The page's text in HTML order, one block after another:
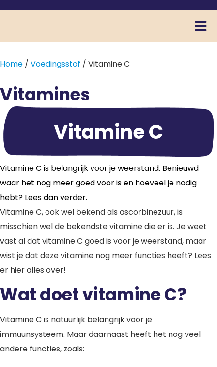
Home / Voedingsstof / Vitamine C
Vitamines
Vitamine C
Vitamine C is belangrijk voor je weerstand. Benieuwd
waar het nog meer goed voor is en hoeveel je nodig
hebt? Lees dan verder.
Vitamine C, ook wel bekend als ascorbinezuur, is
misschien wel de bekendste vitamine die er is. Je weet
vast al dat vitamine C goed is voor je weerstand, maar
wist je dat deze vitamine nog meer functies heeft? Lees
er hier alles over!
Wat doet vitamine C?
Vitamine C is natuurlijk belangrijk voor je
immuunsysteem. Maar daarnaast heeft het nog veel
andere functies, zoals: